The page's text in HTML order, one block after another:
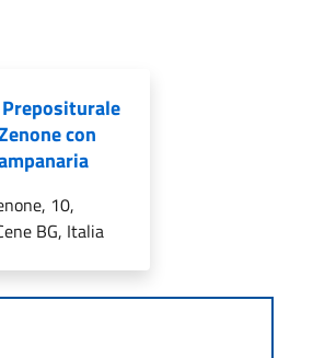
Prepositurale
con
10,
BG, Italia